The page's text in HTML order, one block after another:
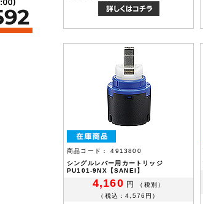
商品コード： 4913800
シングルレバー用カートリッジ
PU101-9NX【SANEI】
4,160 円
（税別）
（税込：4,576円）